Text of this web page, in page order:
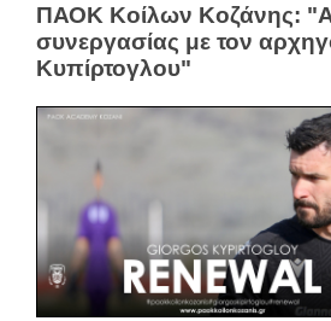
ΠΑΟΚ Κοίλων Κοζάνης:
συνεργασίας με τον
Κυπίρτογλου"